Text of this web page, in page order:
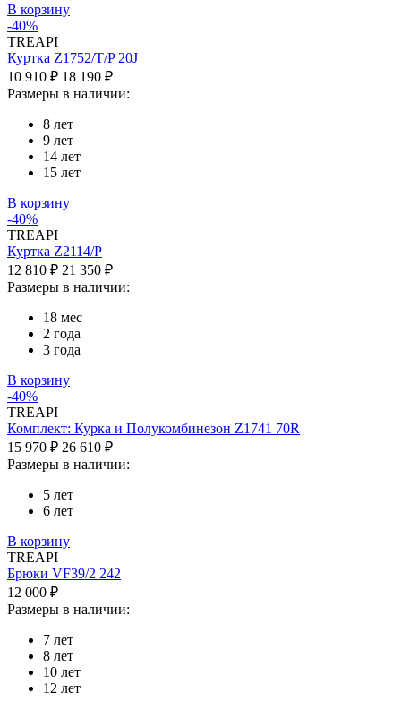
В корзину
-40%
TREAPI
Куртка Z1752/T/P 20J
10 910 ₽ 18 190 ₽
Размеры в наличии:
8 лет
9 лет
14 лет
15 лет
В корзину
-40%
TREAPI
Куртка Z2114/P
12 810 ₽ 21 350 ₽
Размеры в наличии:
18 мес
2 года
3 года
В корзину
-40%
TREAPI
Комплект: Курка и Полукомбинезон Z1741 70R
15 970 ₽ 26 610 ₽
Размеры в наличии:
5 лет
6 лет
В корзину
TREAPI
Брюки VF39/2 242
12 000 ₽
Размеры в наличии:
7 лет
8 лет
10 лет
12 лет